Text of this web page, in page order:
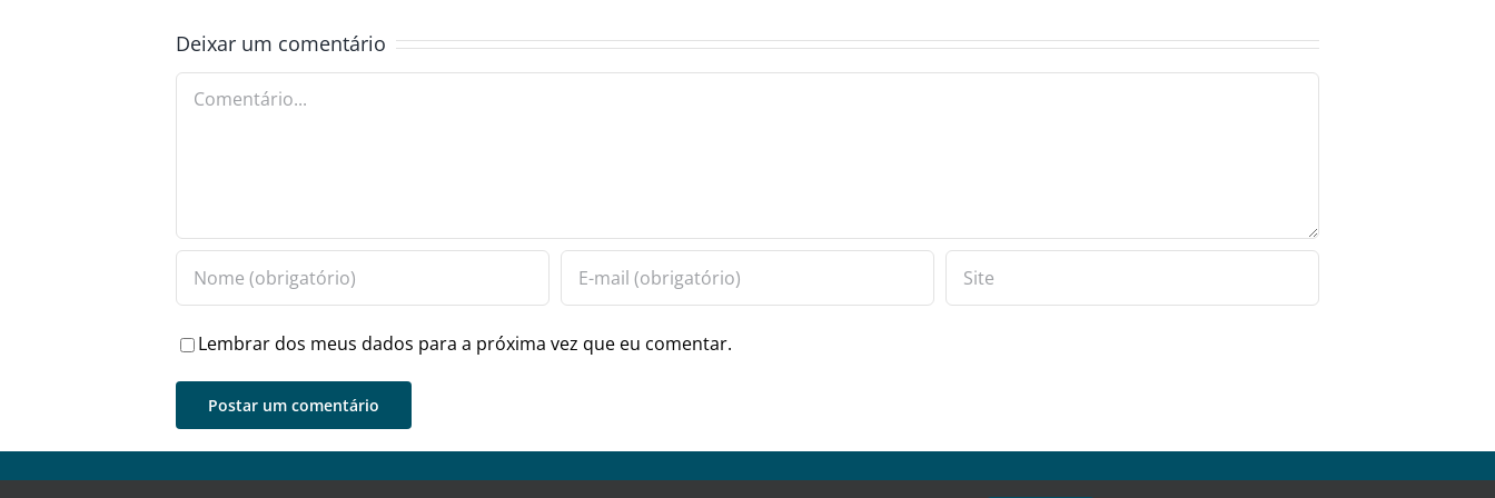
Deixar um comentário
Comentário
Lembrar dos meus dados para a próxima vez que eu comentar.